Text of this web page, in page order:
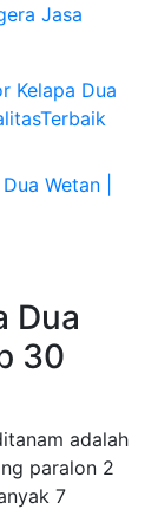
Jasa
Kelapa Dua
Wetan |
Dua
30
adalah
paralon 2
7